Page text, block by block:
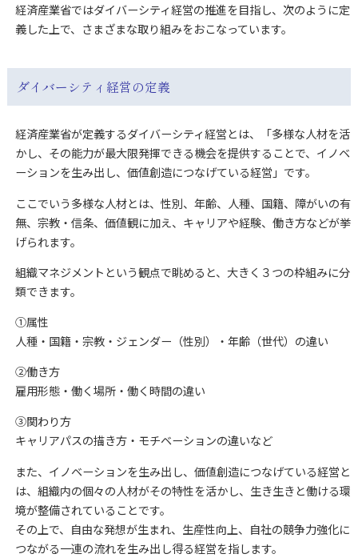
経済産業省ではダイバーシティ経営の推進を目指し、次のように定
義した上で、さまざまな取り組みをおこなっています。
ダイバーシティ経営の定義
経済産業省が定義するダイバーシティ経営とは、「多様な人材を活
かし、その能力が最大限発揮できる機会を提供することで、イノベ
ーションを生み出し、価値創造につなげている経営」です。
ここでいう多様な人材とは、性別、年齢、人種、国籍、障がいの有
無、宗教・信条、価値観に加え、キャリアや経験、働き方などが挙
げられます。
組織マネジメントという観点で眺めると、大きく３つの枠組みに分
類できます。
①属性
人種・国籍・宗教・ジェンダー（性別）・年齢（世代）の違い
②働き方
雇用形態・働く場所・働く時間の違い
③関わり方
キャリアパスの描き方・モチベーションの違いなど
また、イノベーションを生み出し、価値創造につなげている経営と
は、組織内の個々の人材がその特性を活かし、生き生きと働ける環
境が整備されていることです。
その上で、自由な発想が生まれ、生産性向上、自社の競争力強化に
つながる一連の流れを生み出し得る経営を指します。